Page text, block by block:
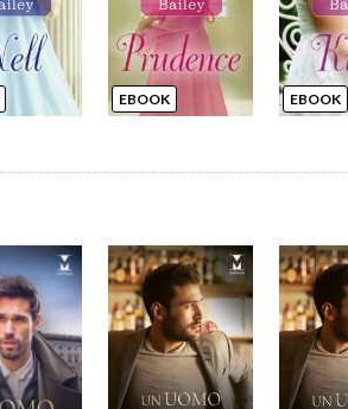
EBOOK EBOOK